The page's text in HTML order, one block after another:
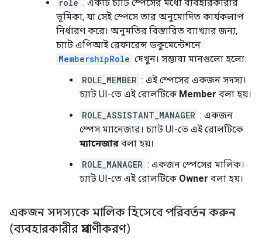
role : একটি চ্যাট স্পেসের মধ্যে ব্যবহারকারীর
ভূমিকা, যা সেই স্পেসে তার অনুমোদিত কার্যকলাপ
নির্ধারণ করে। অনুমতির বিস্তারিত ব্যাখ্যার জন্য,
চ্যাট এপিআই রেফারেন্স ডকুমেন্টেশনে
MembershipRole দেখুন। সম্ভাব্য মানগুলো হলো:
ROLE_MEMBER : এই স্পেসের একজন সদস্য।
চ্যাট UI-তে এই রোলটিকে Member বলা হয়।
ROLE_ASSISTANT_MANAGER : একজন
স্পেস ম্যানেজার। চ্যাট UI-তে এই রোলটিকে
ম্যানেজার বলা হয়।
ROLE_MANAGER : একজন স্পেসের মালিক।
চ্যাট UI-তে এই রোলটিকে Owner বলা হয়।
একজন সদস্যকে মালিক হিসেবে পরিবর্তন করুন
(ব্যবহারকারীর প্রমাণীকরণ)